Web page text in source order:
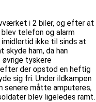
i 2 biler, og efter at
telefon og alarm
ikke til sinds at
skyde ham, da han
øvrige tyskere
der opstod en heftig
sig fri. Under ildkampen
senere måtte amputeres,
blev ligeledes ramt.